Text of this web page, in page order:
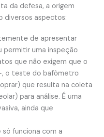
da defesa, a origem
diversos aspectos:
de apresentar
permitir uma inspeção
que não exigem que o
o teste do bafômetro
que resulta na coleta
para análise. É uma
ainda que
funciona com a